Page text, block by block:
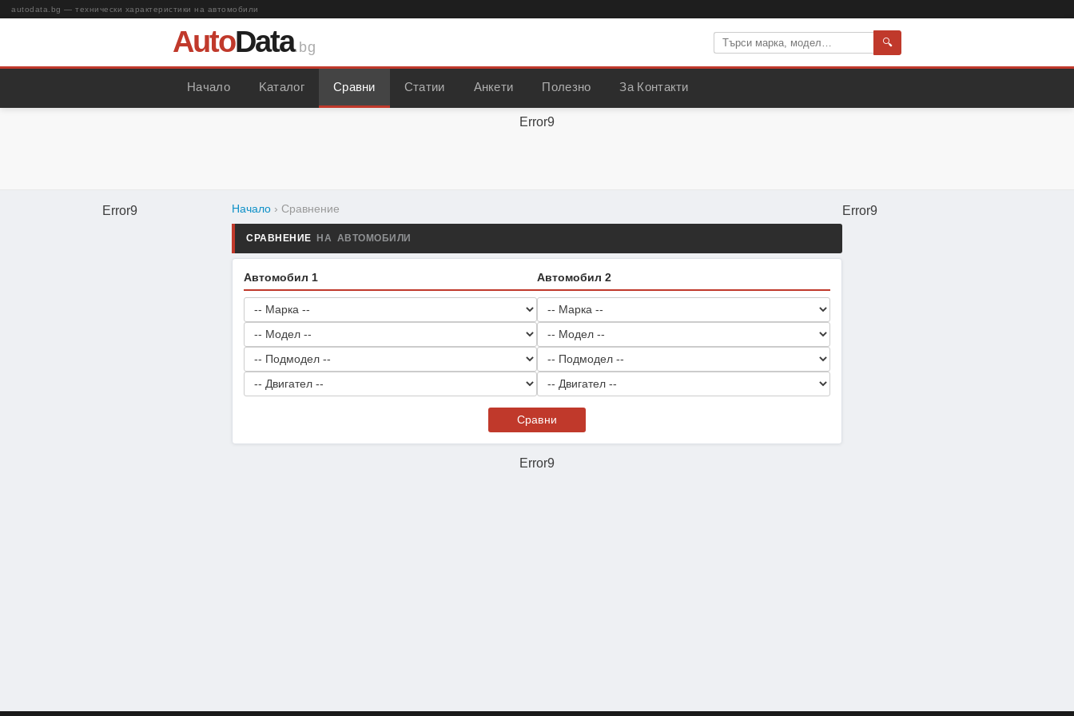
autodata.bg — технически характеристики на автомобили
AutoData.bg 🔍
Начало Kаталог Сравни Статии Анкети Полезно За Контакти
Error9
Error9 Начало › Сравнение
СРАВНЕНИЕ НА АВТОМОБИЛИ
Автомобил 1 Автомобил 2
Сравни
Error9
Error9